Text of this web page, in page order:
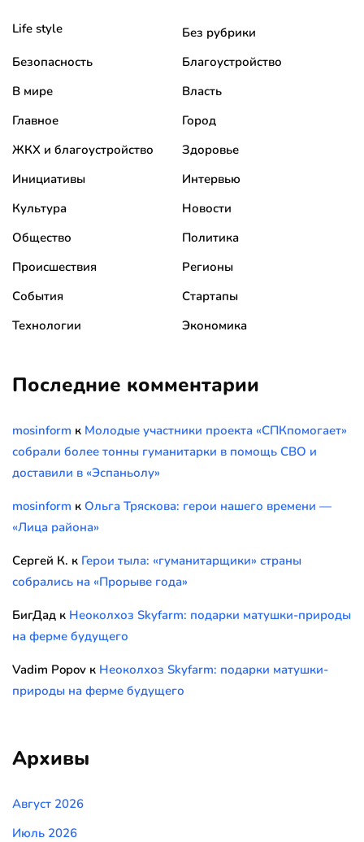
Life style
Без рубрики
Безопасность
Благоустройство
В мире
Власть
Главное
Город
ЖКХ и благоустройство
Здоровье
Инициативы
Интервью
Культура
Новости
Общество
Политика
Происшествия
Регионы
События
Стартапы
Технологии
Экономика
Последние комментарии
mosinform к Молодые участники проекта «СПКпомогает»
собрали более тонны гуманитарки в помощь СВО и
доставили в «Эспаньолу»
mosinform к Ольга Тряскова: герои нашего времени —
«Лица района»
Сергей К. к Герои тыла: «гуманитарщики» страны
собрались на «Прорыве года»
БигДад к Неоколхоз Skyfarm: подарки матушки-природы
на ферме будущего
Vadim Popov к Неоколхоз Skyfarm: подарки матушки-
природы на ферме будущего
Архивы
Август 2026
Июль 2026